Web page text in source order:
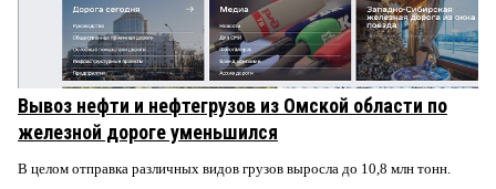
Вывоз нефти и нефтегрузов из Омской области по
железной дороге уменьшился
В целом отправка различных видов грузов выросла до 10,8 млн тонн.